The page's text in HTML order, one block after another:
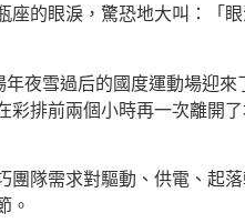
座的眼淚，驚恐地大叫：「
雪過后的國度運動場迎來
彩排前兩個小時再一次離開了
隊需求對驅動、供電、起落
。